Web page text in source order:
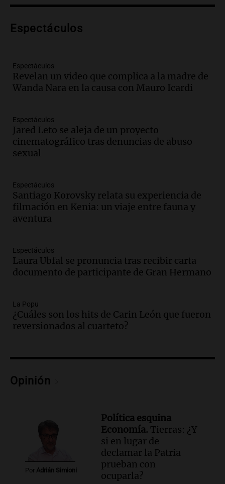
programa de movilidad sustentable
Episodios
tras condiciones invernales
Panorama Federal
Episodios
distraídos: ¿Qué pasa con un niño
cuando el padre mira mucho el teléfono?
Educar entre todos
Episodios
edificios icónicos
Panorama Federal
Episodios
Audio.
controvertidos
Panorama Federal
Episodios
privada en el Senado Nacional
Panorama Federal
Episodios
contrato entre cooperativa argentina y
Panorama Federal
la presencia de 70.000 bolivianos en la
provincia y su integración
Panorama Federal
Audio.La amiga del Papa León XIV
recordó su paso por Perú: "Nos decía
Espectáculos
Espectáculos
Revelan un video que complica a la madre de
Wanda Nara en la causa con Mauro Icardi
Espectáculos
Jared Leto se aleja de un proyecto
cinematográfico tras denuncias de abuso
sexual
Espectáculos
Santiago Korovsky relata su experiencia de
filmación en Kenia: un viaje entre fauna y
aventura
Espectáculos
Laura Ubfal se pronuncia tras recibir carta
documento de participante de Gran Hermano
La Popu
¿Cuáles son los hits de Carin León que fueron
reversionados al cuarteto?
Opinión
Por Adrián Simioni
Política esquina
Economía. Tierras: ¿Y
si en lugar de
declamar la Patria
prueban con
ocuparla?